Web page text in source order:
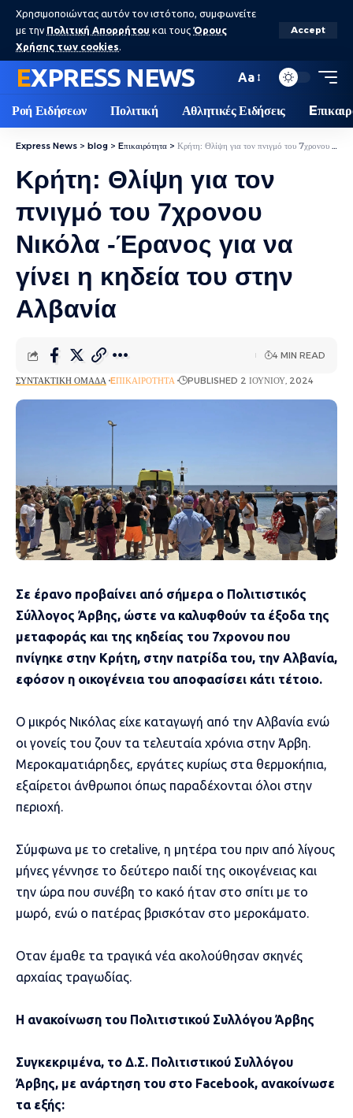
Χρησιμοποιώντας αυτόν τον ιστότοπο, συμφωνείτε
με την Πολιτική Απορρήτου και τους Όρους
Χρήσης των cookies.
Accept
EXPRESS NEWS Aa
Ροή Ειδήσεων Πολιτική Αθλητικές Ειδήσεις
Express News > blog > Eπικαιρότητα > Κρήτη: Θλίψη για τον πνιγμό του 7χρονου Νικόλα -Έρανος για να γίνει η κηδεία του στην Αλβανία
Κρήτη: Θλίψη για τον
πνιγμό του 7χρονου
Νικόλα -Έρανος για να
γίνει η κηδεία του στην
Αλβανία
ΣΥΝΤΑΚΤΙΚΉ ΟΜΆΔΑ EΠΙΚΑΙΡΌΤΗΤΑ PUBLISHED 2 ΙΟΥΝΊΟΥ, 2024
4 MIN READ
Σε έρανο προβαίνει από σήμερα ο Πολιτιστικός
Σύλλογος Άρβης, ώστε να καλυφθούν τα έξοδα της
μεταφοράς και της κηδείας του 7χρονου που
πνίγηκε στην Κρήτη, στην πατρίδα του, την Αλβανία,
εφόσον η οικογένεια του αποφασίσει κάτι τέτοιο.
Ο μικρός Νικόλας είχε καταγωγή από την Αλβανία ενώ
οι γονείς του ζουν τα τελευταία χρόνια στην Άρβη.
Μεροκαματιάρηδες, εργάτες κυρίως στα θερμοκήπια,
εξαίρετοι άνθρωποι όπως παραδέχονται όλοι στην
περιοχή.
Σύμφωνα με το cretalive, η μητέρα του πριν από λίγους
μήνες γέννησε το δεύτερο παιδί της οικογένειας και
την ώρα που συνέβη το κακό ήταν στο σπίτι με το
μωρό, ενώ ο πατέρας βρισκόταν στο μεροκάματο.
Οταν έμαθε τα τραγικά νέα ακολούθησαν σκηνές
αρχαίας τραγωδίας.
Η ανακοίνωση του Πολιτιστικού Συλλόγου Άρβης
Συγκεκριμένα, το Δ.Σ. Πολιτιστικού Συλλόγου
Άρβης, με ανάρτηση του στο Facebook, ανακοίνωσε
τα εξής: